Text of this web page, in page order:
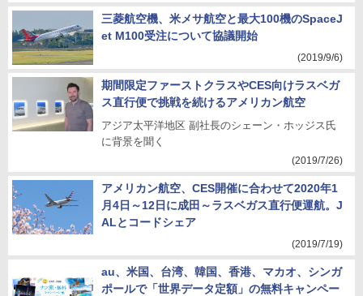
三菱航空機、米メサ航空と最大100機のSpaceJ
et M100受注について協議開始
(2019/9/6)
期間限定ファーストクラスやCES向けラスベガ
ス直行便で挑戦を続けるアメリカン航空
アジア太平洋地区 副社長のシェーン・ホッジス氏
に背景を聞く
(2019/7/26)
アメリカン航空、CES開催に合わせて2020年1
月4日～12日に成田～ラスベガス直行便運航。J
ALとコードシェア
(2019/7/19)
au、米国、台湾、韓国、香港、マカオ、シンガ
ポールで「世界データ定額」の無料キャンペー